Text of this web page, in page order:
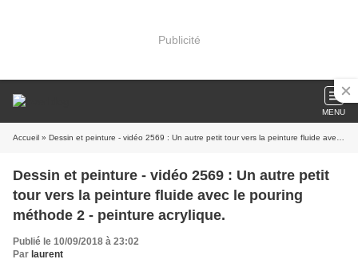
Publicité
MENU
Accueil » Dessin et peinture - vidéo 2569 : Un autre petit tour vers la peinture fluide avec le pouring méthode 2 - peinture acrylique.
Dessin et peinture - vidéo 2569 : Un autre petit
tour vers la peinture fluide avec le pouring
méthode 2 - peinture acrylique.
Publié le 10/09/2018 à 23:02
Par laurent